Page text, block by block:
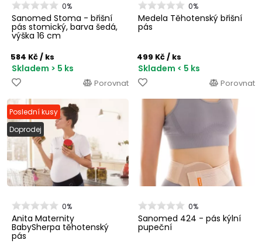
0%
Sanomed Stoma - břišní
pás stomický, barva šedá,
výška 16 cm
584 Kč/ ks
Skladem > 5 ks
Porovnat
0%
Medela Těhotenský břišní
pás
499 Kč/ ks
Skladem < 5 ks
Porovnat
Poslední kusy
Doprodej
0%
Anita Maternity
BabySherpa těhotenský
pás
0%
Sanomed 424 - pás kýlní
pupeční